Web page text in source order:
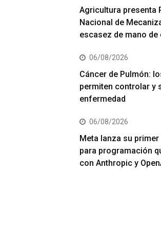
Agricultura presenta
Nacional de
escasez de mano de
06/08/2026
Cáncer de Pulmón:
permiten controlar y
enfermedad
06/08/2026
Meta lanza su primer
para programación
con Anthropic y